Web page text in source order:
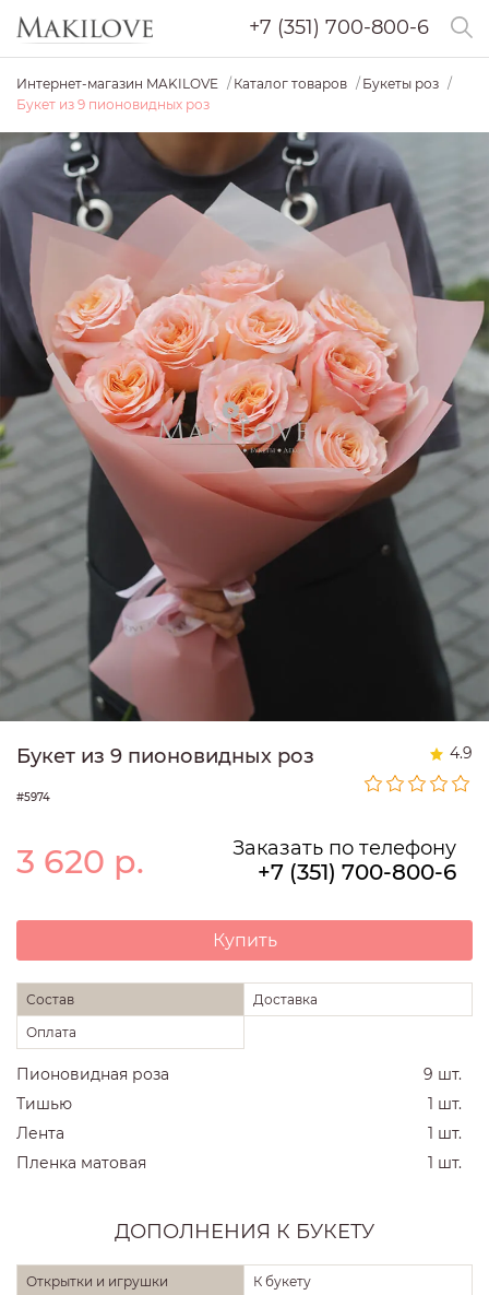
+7 (351) 700-800-6
Интернет-магазин MAKILOVE Каталог товаров
Букеты роз
Букет из 9 пионовидных роз
Букет из 9 пионовидных роз 4.9
#5974
3 620 р. Заказать по телефону
+7 (351) 700-800-6
Купить
Состав
Доставка
Оплата
Пионовидная роза
9 шт.
Тишью
1 шт.
Лента
1 шт.
Пленка матовая
1 шт.
ДОПОЛНЕНИЯ К БУКЕТУ
Открытки и игрушки
К букету